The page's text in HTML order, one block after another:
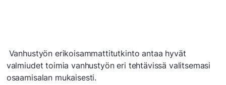
Vanhustyön erikoisammattitutkinto antaa hyvät
valmiudet toimia vanhustyön eri tehtävissä valitsemasi
osaamisalan mukaisesti.